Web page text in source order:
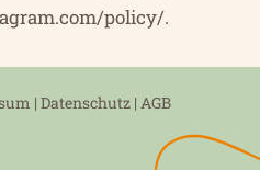
policy/.
| Datenschutz | AGB